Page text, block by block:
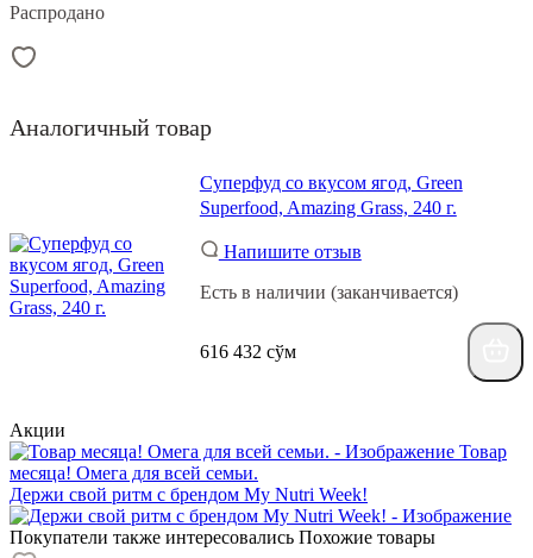
Распродано
Аналогичный товар
Суперфуд со вкусом ягод, Green
Superfood, Amazing Grass, 240 г.
Напишите отзыв
Есть в наличии (заканчивается)
616 432 сўм
Акции
Товар
месяца! Омега для всей семьи.
Держи свой ритм с брендом My Nutri Week!
Покупатели также интересовались Похожие товары